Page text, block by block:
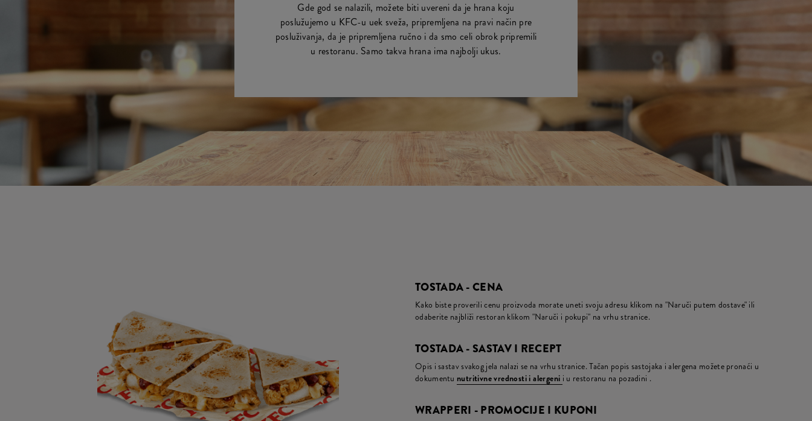
Gde god se nalazili, možete biti uvereni da je hrana koju
poslužujemo u KFC-u uek sveža, pripremljena na pravi način pre
posluživanja, da je pripremljena ručno i da smo celi obrok pripremili
u restoranu. Samo takva hrana ima najbolji ukus.
TOSTADA - CENA
Kako biste proverili cenu proizvoda morate uneti svoju adresu klikom na "Naruči putem dostave" ili
odaberite najbliži restoran klikom "Naruči i pokupi" na vrhu stranice.
TOSTADA - SASTAV I RECEPT
Opis i sastav svakog jela nalazi se na vrhu stranice. Tačan popis sastojaka i alergena možete pronaći u
dokumentu nutritivne vrednosti i alergeni i u restoranu na pozadini .
WRAPPERI - PROMOCIJE I KUPONI